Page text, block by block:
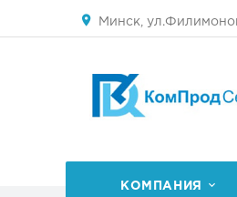
Минск,
КОМПАНИЯ